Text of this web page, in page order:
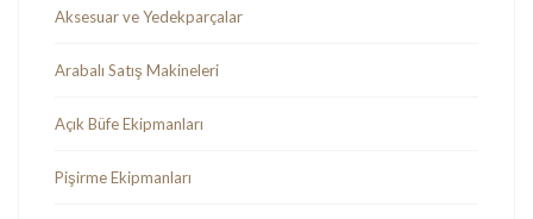
Aksesuar ve Yedekparçalar
Arabalı Satış Makineleri
Açık Büfe Ekipmanları
Pişirme Ekipmanları